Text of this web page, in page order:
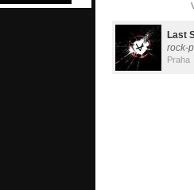
Last
rock-
Praha